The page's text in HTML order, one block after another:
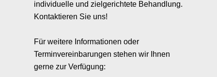
individuelle und zielgerichtete Behandlung.
Kontaktieren Sie uns!
Für weitere Informationen oder
Terminvereinbarungen stehen wir Ihnen
gerne zur Verfügung: